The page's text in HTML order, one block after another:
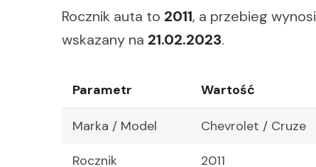
Rocznik auta to 2011, a przebieg wynosi
wskazany na 21.02.2023.
Parametr Wartość
Marka / Model Chevrolet / Cruze
Rocznik 2011